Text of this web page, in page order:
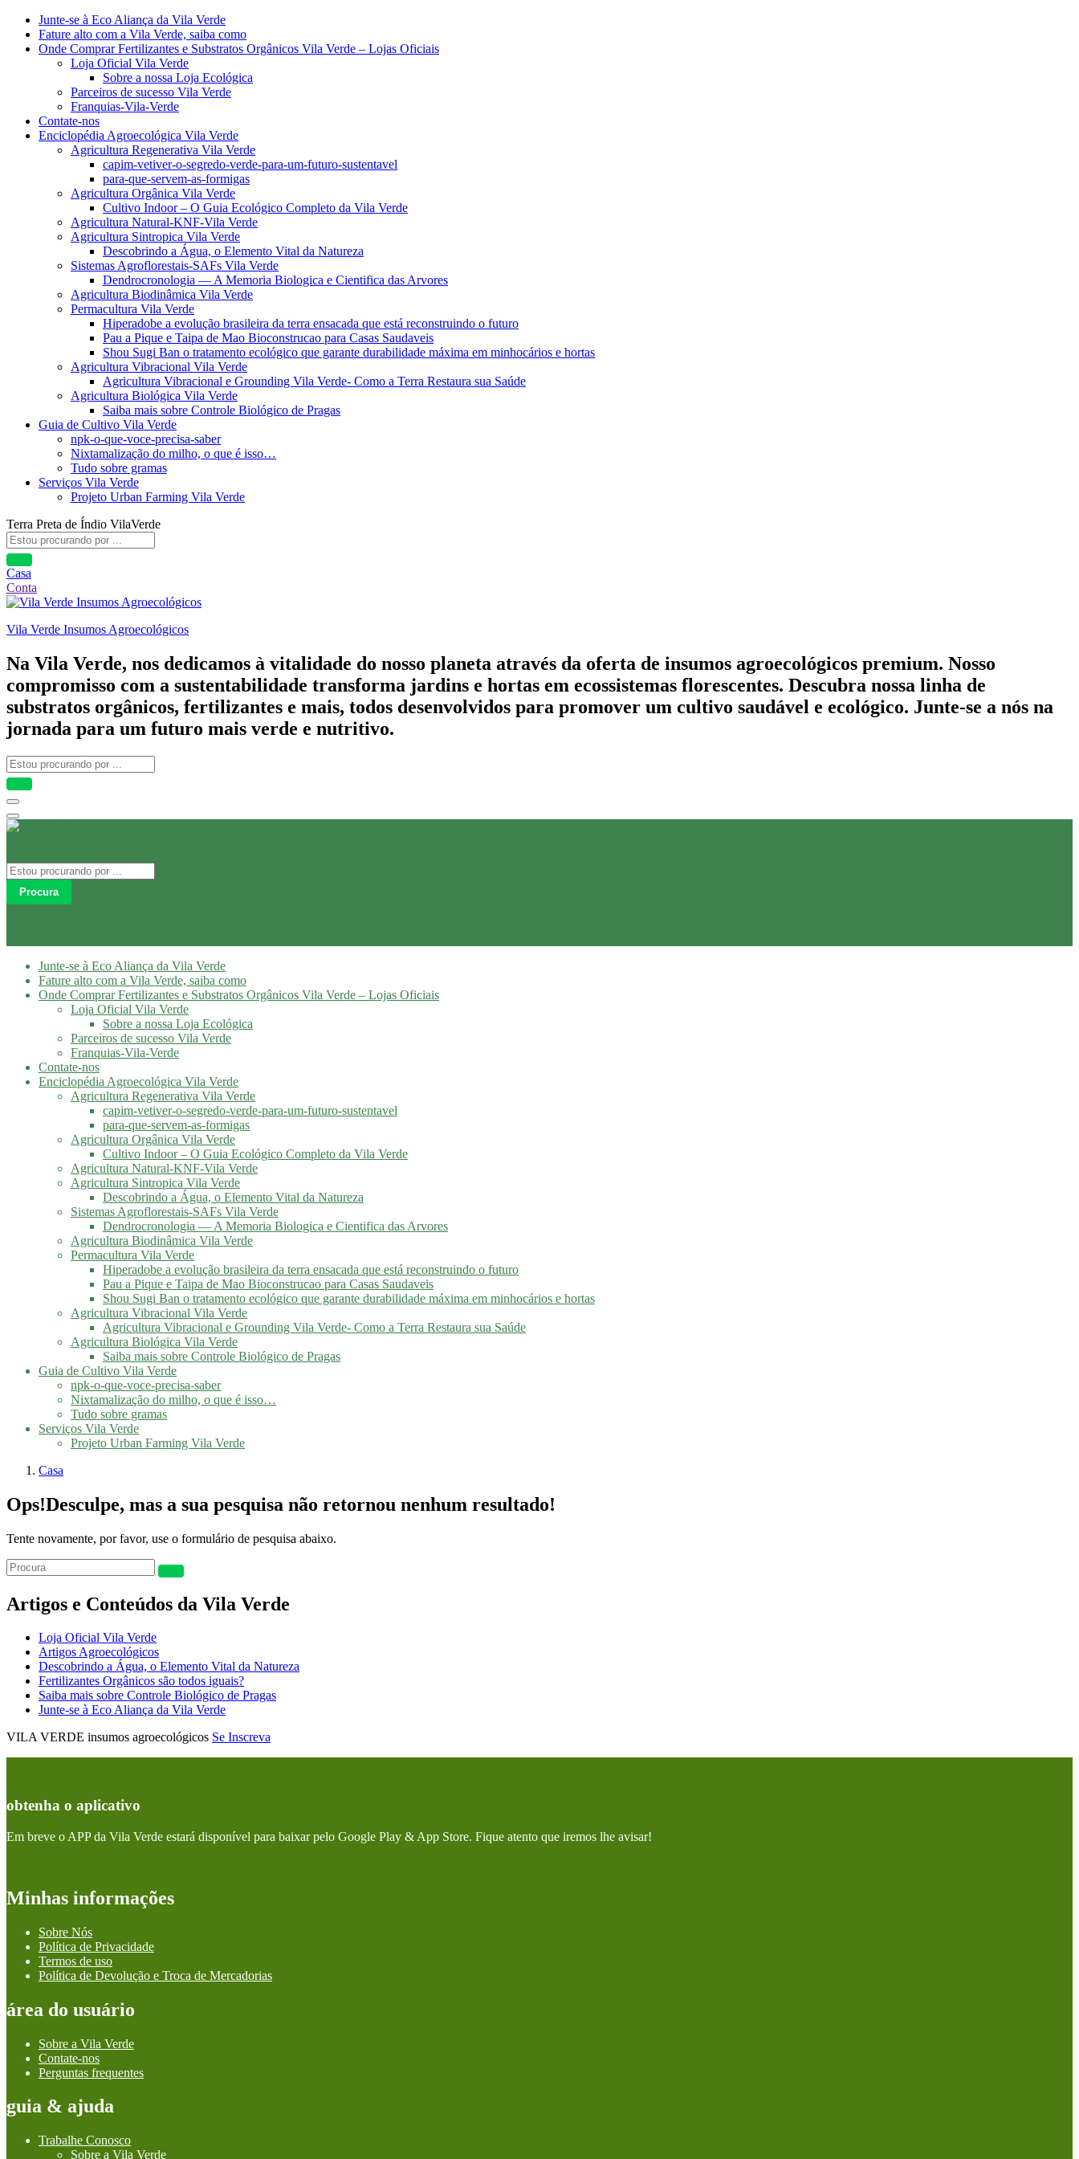
Junte-se à Eco Aliança da Vila Verde
Fature alto com a Vila Verde, saiba como
Onde Comprar Fertilizantes e Substratos Orgânicos Vila Verde – Lojas Oficiais
Loja Oficial Vila Verde
Sobre a nossa Loja Ecológica
Parceiros de sucesso Vila Verde
Franquias-Vila-Verde
Contate-nos
Enciclopédia Agroecológica Vila Verde
Agricultura Regenerativa Vila Verde
capim-vetiver-o-segredo-verde-para-um-futuro-sustentavel
para-que-servem-as-formigas
Agricultura Orgânica Vila Verde
Cultivo Indoor – O Guia Ecológico Completo da Vila Verde
Agricultura Natural-KNF-Vila Verde
Agricultura Sintropica Vila Verde
Descobrindo a Água, o Elemento Vital da Natureza
Sistemas Agroflorestais-SAFs Vila Verde
Dendrocronologia — A Memoria Biologica e Cientifica das Arvores
Agricultura Biodinâmica Vila Verde
Permacultura Vila Verde
Hiperadobe a evolução brasileira da terra ensacada que está reconstruindo o futuro
Pau a Pique e Taipa de Mao Bioconstrucao para Casas Saudaveis
Shou Sugi Ban o tratamento ecológico que garante durabilidade máxima em minhocários e hortas
Agricultura Vibracional Vila Verde
Agricultura Vibracional e Grounding Vila Verde- Como a Terra Restaura sua Saúde
Agricultura Biológica Vila Verde
Saiba mais sobre Controle Biológico de Pragas
Guia de Cultivo Vila Verde
npk-o-que-voce-precisa-saber
Nixtamalização do milho, o que é isso…
Tudo sobre gramas
Serviços Vila Verde
Projeto Urban Farming Vila Verde
Terra Preta de Índio VilaVerde
Casa
Conta
Vila Verde Insumos Agroecológicos
Na Vila Verde, nos dedicamos à vitalidade do nosso planeta através da oferta de insumos agroecológicos premium. Nosso
compromisso com a sustentabilidade transforma jardins e hortas em ecossistemas florescentes. Descubra nossa linha de
substratos orgânicos, fertilizantes e mais, todos desenvolvidos para promover um cultivo saudável e ecológico. Junte-se a nós na
jornada para um futuro mais verde e nutritivo.
Procura
Junte-se à Eco Aliança da Vila Verde
Fature alto com a Vila Verde, saiba como
Onde Comprar Fertilizantes e Substratos Orgânicos Vila Verde – Lojas Oficiais
Loja Oficial Vila Verde
Sobre a nossa Loja Ecológica
Parceiros de sucesso Vila Verde
Franquias-Vila-Verde
Contate-nos
Enciclopédia Agroecológica Vila Verde
Agricultura Regenerativa Vila Verde
capim-vetiver-o-segredo-verde-para-um-futuro-sustentavel
para-que-servem-as-formigas
Agricultura Orgânica Vila Verde
Cultivo Indoor – O Guia Ecológico Completo da Vila Verde
Agricultura Natural-KNF-Vila Verde
Agricultura Sintropica Vila Verde
Descobrindo a Água, o Elemento Vital da Natureza
Sistemas Agroflorestais-SAFs Vila Verde
Dendrocronologia — A Memoria Biologica e Cientifica das Arvores
Agricultura Biodinâmica Vila Verde
Permacultura Vila Verde
Hiperadobe a evolução brasileira da terra ensacada que está reconstruindo o futuro
Pau a Pique e Taipa de Mao Bioconstrucao para Casas Saudaveis
Shou Sugi Ban o tratamento ecológico que garante durabilidade máxima em minhocários e hortas
Agricultura Vibracional Vila Verde
Agricultura Vibracional e Grounding Vila Verde- Como a Terra Restaura sua Saúde
Agricultura Biológica Vila Verde
Saiba mais sobre Controle Biológico de Pragas
Guia de Cultivo Vila Verde
npk-o-que-voce-precisa-saber
Nixtamalização do milho, o que é isso…
Tudo sobre gramas
Serviços Vila Verde
Projeto Urban Farming Vila Verde
Casa
Ops!Desculpe, mas a sua pesquisa não retornou nenhum resultado!
Tente novamente, por favor, use o formulário de pesquisa abaixo.
Artigos e Conteúdos da Vila Verde
Loja Oficial Vila Verde
Artigos Agroecológicos
Descobrindo a Água, o Elemento Vital da Natureza
Fertilizantes Orgânicos são todos iguais?
Saiba mais sobre Controle Biológico de Pragas
Junte-se à Eco Aliança da Vila Verde
VILA VERDE insumos agroecológicos Se Inscreva
obtenha o aplicativo
Em breve o APP da Vila Verde estará disponível para baixar pelo Google Play & App Store. Fique atento que iremos lhe avisar!
Minhas informações
Sobre Nós
Política de Privacidade
Termos de uso
Política de Devolução e Troca de Mercadorias
área do usuário
Sobre a Vila Verde
Contate-nos
Perguntas frequentes
guia & ajuda
Trabalhe Conosco
Sobre a Vila Verde